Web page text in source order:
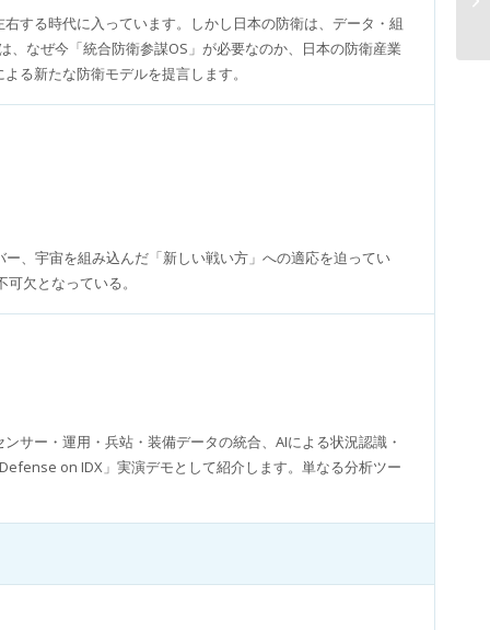
する時代に入っています。しかし日本の防衛は、データ・組
なぜ今「統合防衛参謀OS」が必要なのか、日本の防衛産業
る新たな防衛モデルを提言します。
、宇宙を組み込んだ「新しい戦い方」への適応を迫ってい
欠となっている。
サー・運用・兵站・装備データの統合、AIによる状況認識・
on IDX」実演デモとして紹介します。単なる分析ツー